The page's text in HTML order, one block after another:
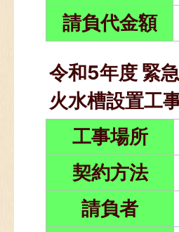
請負代金額
令和5年度 緊
火水槽設置工
工事場所
契約方法
請負者